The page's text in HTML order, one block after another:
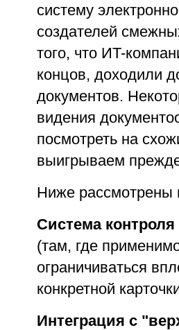
систему
создателей
того, что ИT-
концов, доходили
документов.
видения
посмотреть на
выигрываем
Ниже рассмотрены
Система контроля
(там, где
ограничиваться
конкретной
Интеграция с